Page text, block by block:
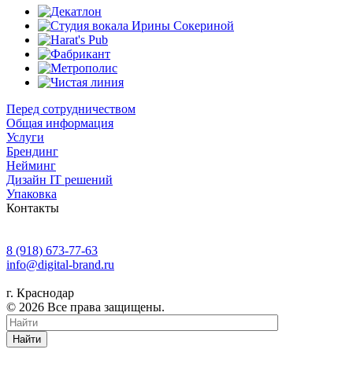
Перед сотрудничеством
Общая информация
Услуги
Брендинг
Нейминг
Дизайн IT решений
Упаковка
Контакты
8 (918) 673-77-63
info@digital-brand.ru
г. Краснодар
© 2026 Все права защищены.
Найти